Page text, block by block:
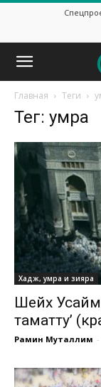
Главная Теги
Тег: умра
Хадж, умра и зияра
Шейх
таматту’
Рамин Муталлим -